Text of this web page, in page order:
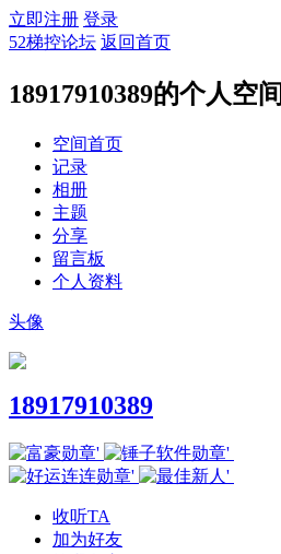
立即注册 登录
52梯控论坛 返回首页
18917910389的个人空间
空间首页
记录
相册
主题
分享
留言板
个人资料
头像
18917910389
收听TA
加为好友